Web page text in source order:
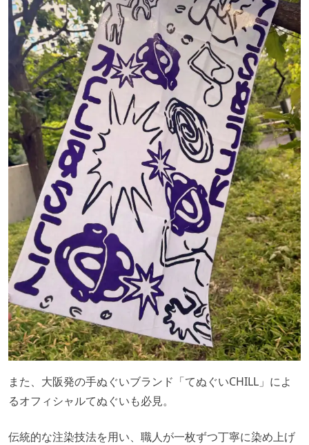
また、大阪発の手ぬぐいブランド「てぬぐいCHILL」によ
るオフィシャルてぬぐいも必見。
伝統的な注染技法を用い、職人が一枚ずつ丁寧に染め上げ